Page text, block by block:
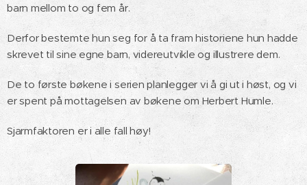
barn mellom to og fem år.
Derfor bestemte hun seg for å ta fram historiene hun hadde
skrevet til sine egne barn, videreutvikle og illustrere dem.
De to første bøkene i serien planlegger vi å gi ut i høst, og vi
er spent på mottagelsen av bøkene om Herbert Humle.
Sjarmfaktoren er i alle fall høy! 🤩